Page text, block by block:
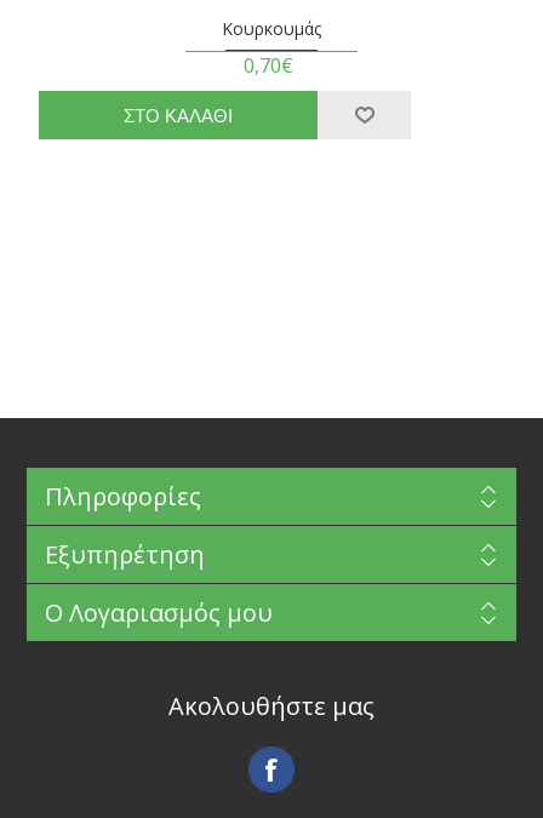
Κουρκουμάς
0,70€
Πληροφορίες
Εξυπηρέτηση
Ο Λογαριασμός μου
Ακολουθήστε μας